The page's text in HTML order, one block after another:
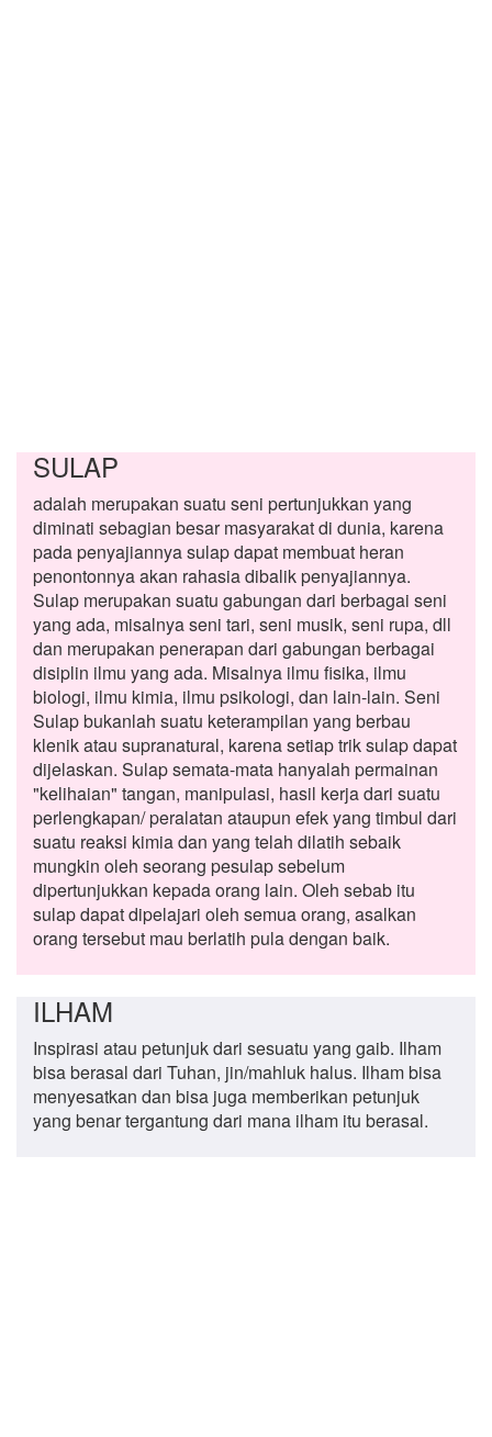
SULAP
adalah merupakan suatu seni pertunjukkan yang
diminati sebagian besar masyarakat di dunia, karena
pada penyajiannya sulap dapat membuat heran
penontonnya akan rahasia dibalik penyajiannya.
Sulap merupakan suatu gabungan dari berbagai seni
yang ada, misalnya seni tari, seni musik, seni rupa, dll
dan merupakan penerapan dari gabungan berbagai
disiplin ilmu yang ada. Misalnya ilmu fisika, ilmu
biologi, ilmu kimia, ilmu psikologi, dan lain-lain. Seni
Sulap bukanlah suatu keterampilan yang berbau
klenik atau supranatural, karena setiap trik sulap dapat
dijelaskan. Sulap semata-mata hanyalah permainan
"kelihaian" tangan, manipulasi, hasil kerja dari suatu
perlengkapan/ peralatan ataupun efek yang timbul dari
suatu reaksi kimia dan yang telah dilatih sebaik
mungkin oleh seorang pesulap sebelum
dipertunjukkan kepada orang lain. Oleh sebab itu
sulap dapat dipelajari oleh semua orang, asalkan
orang tersebut mau berlatih pula dengan baik.
ILHAM
Inspirasi atau petunjuk dari sesuatu yang gaib. Ilham
bisa berasal dari Tuhan, jin/mahluk halus. Ilham bisa
menyesatkan dan bisa juga memberikan petunjuk
yang benar tergantung dari mana ilham itu berasal.